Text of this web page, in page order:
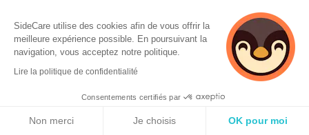
Le PMSS par année
Bureaux CPAM
Les codes CCAM
Tops assurances par secteur
Réseaux de soins
SideCare utilise des cookies afin de vous offrir la
meilleure expérience possible. En poursuivant la
navigation, vous acceptez notre politique.
Lire la politique de confidentialité
Consentements certifiés par
Non merci Je choisis OK pour moi
2 personnes
consultent
actuellement cette